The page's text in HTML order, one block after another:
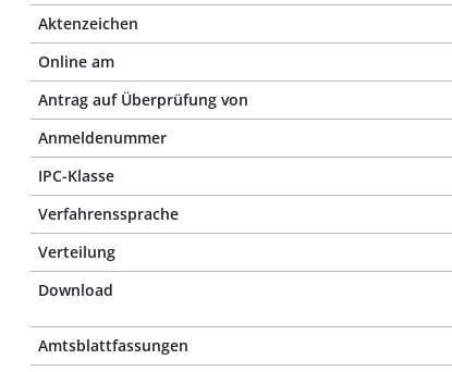
Aktenzeichen
Online am
Antrag auf Überprüfung von
Anmeldenummer
IPC-Klasse
Verfahrenssprache
Verteilung
Download
Amtsblattfassungen